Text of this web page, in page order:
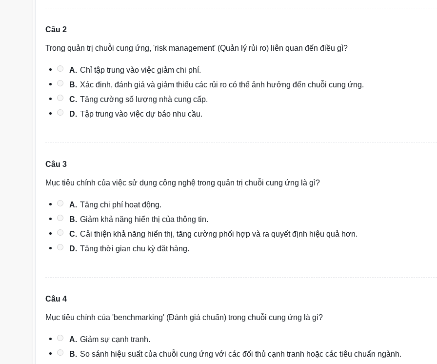
Câu 2
Trong quản trị chuỗi cung ứng, 'risk management' (Quản lý rủi ro) liên quan đến điều gì?
A. Chỉ tập trung vào việc giảm chi phí.
B. Xác định, đánh giá và giảm thiểu các rủi ro có thể ảnh hưởng đến chuỗi cung ứng.
C. Tăng cường số lượng nhà cung cấp.
D. Tập trung vào việc dự báo nhu cầu.
Câu 3
Mục tiêu chính của việc sử dụng công nghệ trong quản trị chuỗi cung ứng là gì?
A. Tăng chi phí hoạt động.
B. Giảm khả năng hiển thị của thông tin.
C. Cải thiện khả năng hiển thị, tăng cường phối hợp và ra quyết định hiệu quả hơn.
D. Tăng thời gian chu kỳ đặt hàng.
Câu 4
Mục tiêu chính của 'benchmarking' (Đánh giá chuẩn) trong chuỗi cung ứng là gì?
A. Giảm sự cạnh tranh.
B. So sánh hiệu suất của chuỗi cung ứng với các đối thủ cạnh tranh hoặc các tiêu chuẩn ngành.